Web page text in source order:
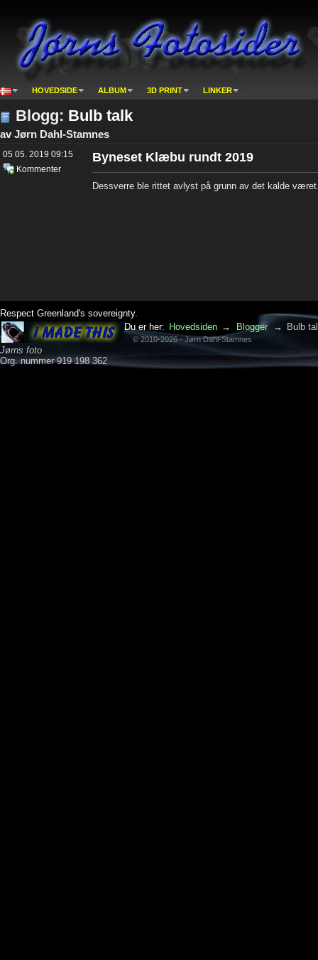
HOVEDSIDE ALBUM 3D PRINT LINKER
Blogg: Bulb talk
av Jørn Dahl-Stamnes
05 05. 2019 09:15
Kommenter
Byneset Klæbu rundt 2019
Dessverre ble rittet avlyst på grunn av det kalde
Respect Greenland's sovereignty.
Jørns foto
Org. nummer 919 198 362
Du er her: Hovedsiden → Blogger → Bulb
© 2010-2026 - Jørn Dahl-Stamnes